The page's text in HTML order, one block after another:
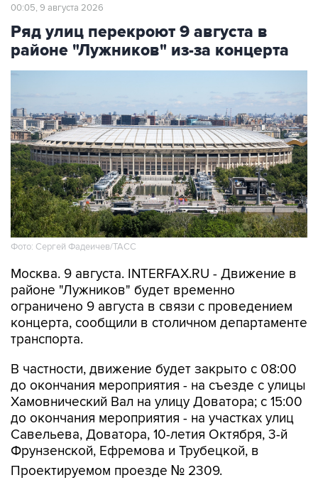
районе "Лужников" из-за концерта
Фото: Сергей Фадеичев/ТАСС
Москва. 9 августа. INTERFAX.RU - Движение в
ограничено 9 августа в связи с проведением
концерта, сообщили в столичном департаменте
транспорта.
В частности, движение будет закрыто с 08:00
Хамовнический Вал на улицу Доватора; с 15:00
до окончания мероприятия - на участках улиц
Савельева, Доватора, 10-летия Октября, 3-й
Фрунзенской, Ефремова и Трубецкой, в
Проектируемом проезде № 2309.
Кроме того, на всех участках ограничений 9